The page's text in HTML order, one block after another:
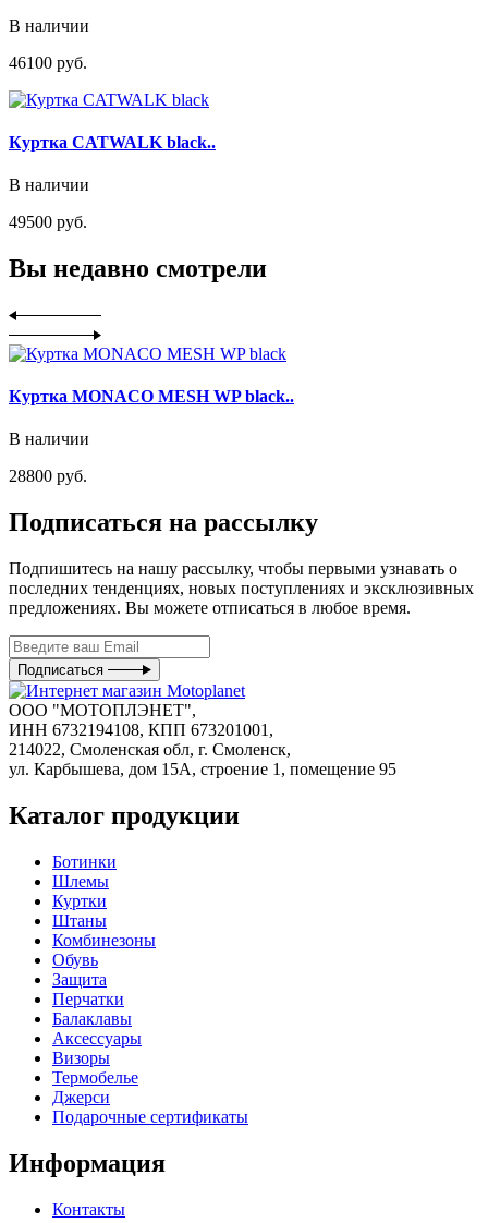
В наличии
46100 руб.
Куртка CATWALK black..
В наличии
49500 руб.
Вы недавно смотрели
Куртка MONACO MESH WP black..
В наличии
28800 руб.
Подписаться на рассылку
Подпишитесь на нашу рассылку, чтобы первыми узнавать о
последних тенденциях, новых поступлениях и эксклюзивных
предложениях. Вы можете отписаться в любое время.
Подписаться
ООО "МОТОПЛЭНЕТ",
ИНН 6732194108, КПП 673201001,
214022, Смоленская обл, г. Смоленск,
ул. Карбышева, дом 15А, строение 1, помещение 95
Каталог продукции
Ботинки
Шлемы
Куртки
Штаны
Комбинезоны
Обувь
Защита
Перчатки
Балаклавы
Аксессуары
Визоры
Термобелье
Джерси
Подарочные сертификаты
Информация
Контакты